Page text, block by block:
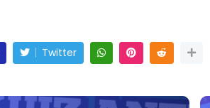
Twitter